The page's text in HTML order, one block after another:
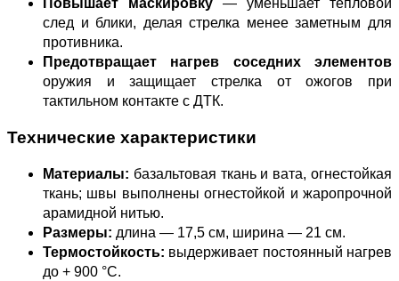
Повышает маскировку — уменьшает тепловой
след и блики, делая стрелка менее заметным для
противника.
Предотвращает нагрев соседних элементов
оружия и защищает стрелка от ожогов при
тактильном контакте с ДТК.
Технические характеристики
Материалы: базальтовая ткань и вата, огнестойкая
ткань; швы выполнены огнестойкой и жаропрочной
арамидной нитью.
Размеры: длина — 17,5 см, ширина — 21 см.
Термостойкость: выдерживает постоянный нагрев
до + 900 °C.